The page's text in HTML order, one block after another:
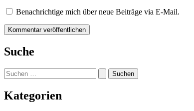
Benachrichtige mich über neue Beiträge via E-Mail.
Suche
Suchen
nach:
Kategorien